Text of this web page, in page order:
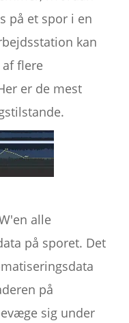
på et spor i en
kan
flere
er de mest
alle
på sporet. Det
på
sig under